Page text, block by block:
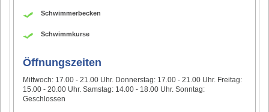
Schwimmerbecken
Schwimmkurse
Öffnungszeiten
Mittwoch: 17.00 - 21.00 Uhr. Donnerstag: 17.00 - 21.00 Uhr. Freitag:
15.00 - 20.00 Uhr. Samstag: 14.00 - 18.00 Uhr. Sonntag:
Geschlossen